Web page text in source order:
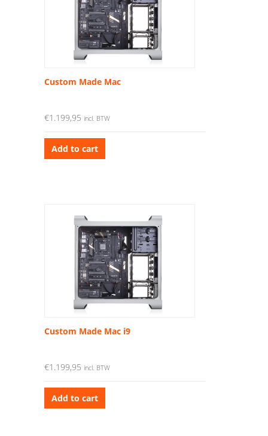
Custom Made Mac
€1.199,95 incl. BTW
Add to cart
Custom Made Mac i9
€1.199,95 incl. BTW
Add to cart